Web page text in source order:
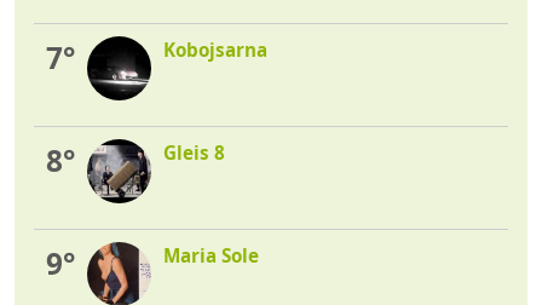
7° Kobojsarna
8° Gleis 8
9° Maria Sole